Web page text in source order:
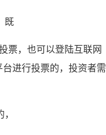
既
票，也可以登陆互联网
进行投票的，投资者需